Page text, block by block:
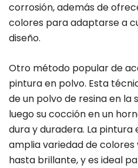
corrosión, además de
colores para adaptarse a
diseño.
Otro método popular de
pintura en polvo. Esta
de un polvo de resina en la
luego su cocción en un
dura y duradera. La
amplia variedad de
hasta brillante, y es ideal